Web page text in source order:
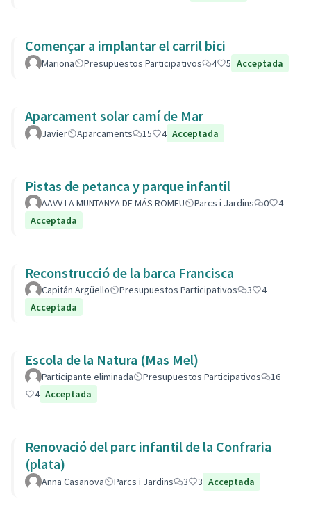
Començar a implantar el carril bici
Mariona Presupuestos Participativos 4 5 Acceptada
Aparcament solar camí de Mar
Javier Aparcaments 15 4 Acceptada
Pistas de petanca y parque infantil
AAVV LA MUNTANYA DE MÁS ROMEU Parcs i Jardins 0
4
Acceptada
Reconstrucció de la barca Francisca
Capitán Argüello Presupuestos Participativos 3
4
Acceptada
Escola de la Natura (Mas Mel)
Participante eliminada Presupuestos Participativos
16
4 Acceptada
Renovació del parc infantil de la Confraria
(plata)
Anna Casanova Parcs i Jardins 3 3 Acceptada